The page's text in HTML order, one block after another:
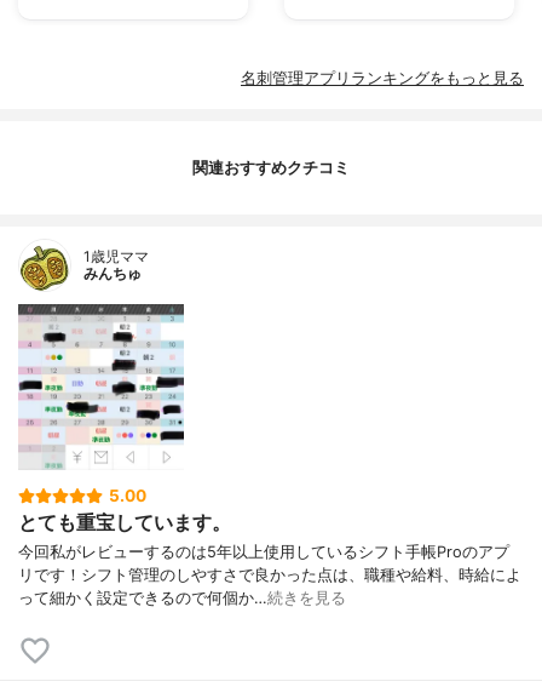
名刺管理アプリランキングをもっと見る
関連おすすめクチコミ
1歳児ママ
みんちゅ
5.00
とても重宝しています。
今回私がレビューするのは5年以上使用しているシフト手帳Proのアプ
リです！シフト管理のしやすさで良かった点は、職種や給料、時給によ
って細かく設定できるので何個か…続きを見る